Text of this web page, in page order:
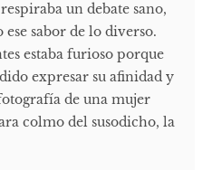
un debate sano,
sabor de lo diverso.
estaba furioso porque
expresar su afinidad y
de una mujer
colmo del susodicho, la